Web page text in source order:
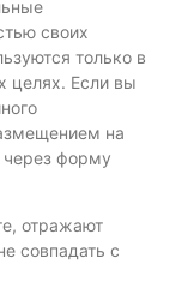
своих
только в
целях. Если вы
на
через форму
отражают
совпадать с